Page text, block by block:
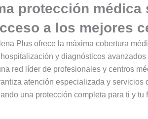
protección médica
a los mejores
Plus ofrece la máxima cobertura
y diagnósticos
red líder de profesionales y centros
atención especializada y servicios
una protección completa para ti y tu